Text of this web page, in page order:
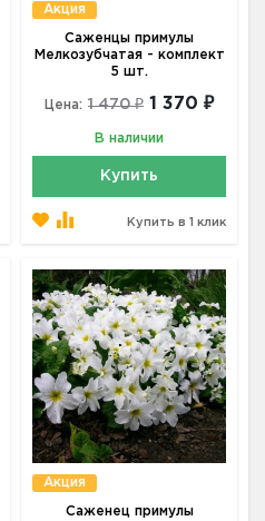
Акция
Саженцы примулы
Мелкозубчатая - комплект
5 шт.
Цена: 1 470 ₽ 1 370 ₽
В наличии
Купить
Купить в 1 клик
Акция
Саженец примулы